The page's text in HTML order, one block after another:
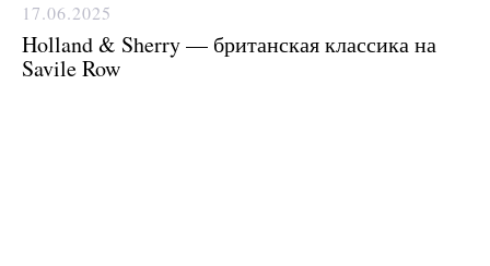
17.06.2025
Holland & Sherry — британская классика на
Savile Row